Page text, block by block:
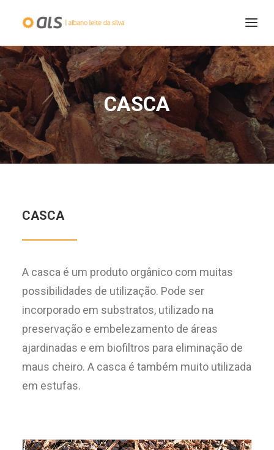
CASCA
CASCA
A casca é um produto orgânico com muitas
possibilidades de utilização. Pode ser
incorporado em substratos, utilizado na
preservação e embelezamento de áreas
ajardinadas e em biofiltros para eliminação de
maus cheiro. A casca é também muito utilizada
em estufas.